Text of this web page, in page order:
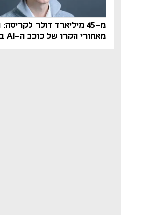
מ-45 מיליארד דולר
מאחורי הקרן של כוכב ה-AI בן ה-25